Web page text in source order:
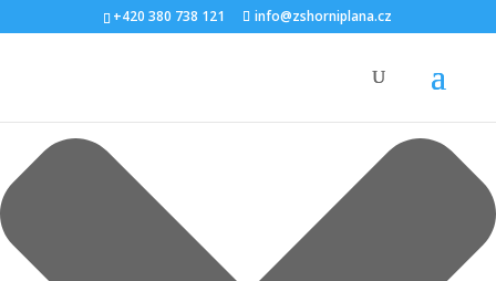
Spravovat Souhlas s cookies
+420 380 738 121 info@zshorniplana.cz